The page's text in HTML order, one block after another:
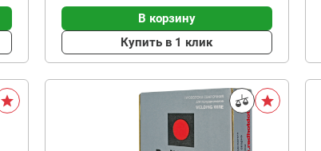
В корзину
Купить в 1 клик